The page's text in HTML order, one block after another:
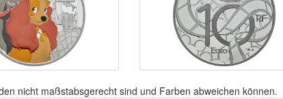
nicht maßstabsgerecht sind und Farben abweichen können.